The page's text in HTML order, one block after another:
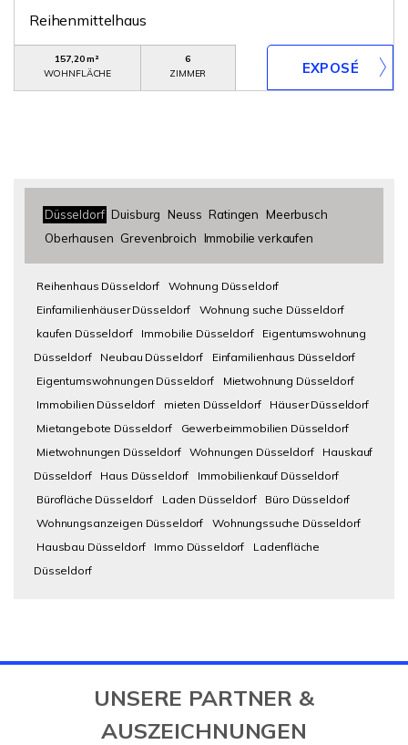
Reihenmittelhaus
157,20 m²
WOHNFLÄCHE
6
ZIMMER
Düsseldorf Duisburg Neuss Ratingen Meerbusch
Oberhausen Grevenbroich Immobilie verkaufen
Reihenhaus Düsseldorf
Wohnung Düsseldorf
Einfamilienhäuser Düsseldorf
Wohnung suche Düsseldorf
kaufen Düsseldorf
Immobilie Düsseldorf
Eigentumswohnung
Düsseldorf
Neubau Düsseldorf
Einfamilienhaus Düsseldorf
Eigentumswohnungen Düsseldorf
Mietwohnung Düsseldorf
Immobilien Düsseldorf
mieten Düsseldorf
Häuser Düsseldorf
Mietangebote Düsseldorf
Gewerbeimmobilien Düsseldorf
Mietwohnungen Düsseldorf
Wohnungen Düsseldorf
Hauskauf
Düsseldorf
Haus Düsseldorf
Immobilienkauf Düsseldorf
Bürofläche Düsseldorf
Laden Düsseldorf
Büro Düsseldorf
Wohnungsanzeigen Düsseldorf
Wohnungssuche Düsseldorf
Hausbau Düsseldorf
Immo Düsseldorf
Ladenfläche
Düsseldorf
UNSERE PARTNER &
AUSZEICHNUNGEN